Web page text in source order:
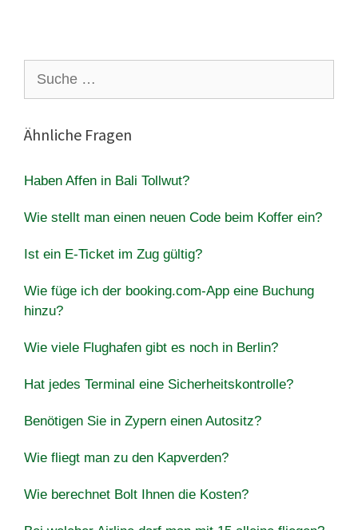
nach:
Ähnliche Fragen
Haben Affen in Bali Tollwut?
Wie stellt man einen neuen Code beim Koffer ein?
Ist ein E-Ticket im Zug gültig?
Wie füge ich der booking.com-App eine Buchung
hinzu?
Wie viele Flughafen gibt es noch in Berlin?
Hat jedes Terminal eine Sicherheitskontrolle?
Benötigen Sie in Zypern einen Autositz?
Wie fliegt man zu den Kapverden?
Wie berechnet Bolt Ihnen die Kosten?